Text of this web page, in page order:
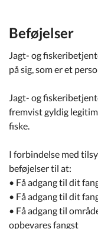
Beføjelser
Jagt- og
på sig, som er et
Jagt- og
fremvist gyldig
fiske.
I forbindelse med
beføjelser til at:
• Få adgang til dit
• Få adgang til dit
• Få adgang til
opbevares fangst